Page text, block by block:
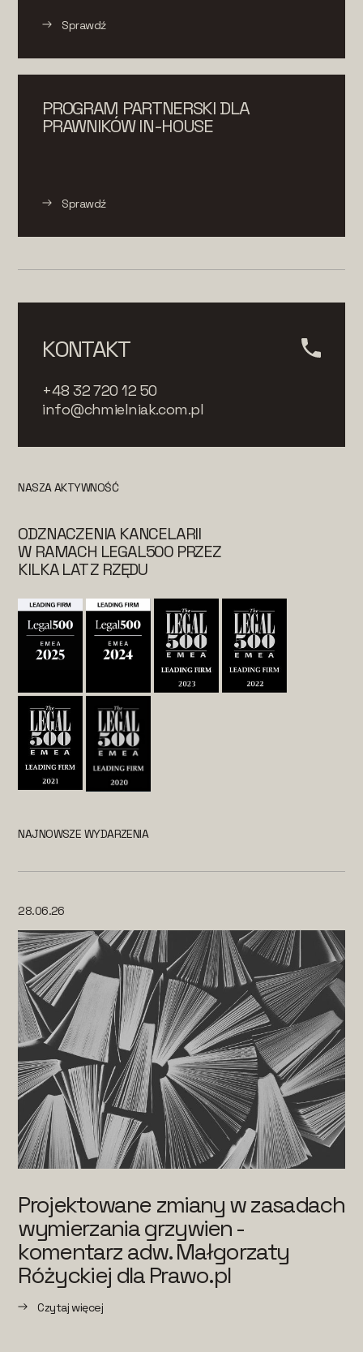
Sprawdź
PROGRAM PARTNERSKI DLA
PRAWNIKÓW IN-HOUSE
Sprawdź
KONTAKT
+48 32 720 12 50
info@chmielniak.com.pl
NASZA AKTYWNOŚĆ
ODZNACZENIA KANCELARII
W RAMACH LEGAL500 PRZEZ
KILKA LAT Z RZĘDU
NAJNOWSZE WYDARZENIA
28.06.26
Projektowane zmiany w zasadach
wymierzania grzywien -
komentarz adw. Małgorzaty
Różyckiej dla Prawo.pl
Czytaj więcej